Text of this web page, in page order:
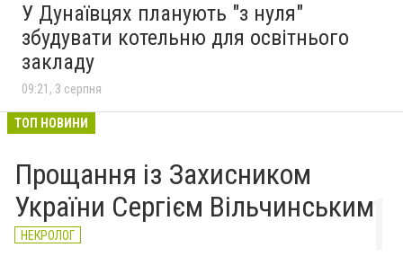
У Дунаївцях планують "з нуля"
збудувати котельню для освітнього
закладу
09:21, 3 серпня
ТОП НОВИНИ
Прощання із Захисником
України Сергієм Вільчинським
НЕКРОЛОГ